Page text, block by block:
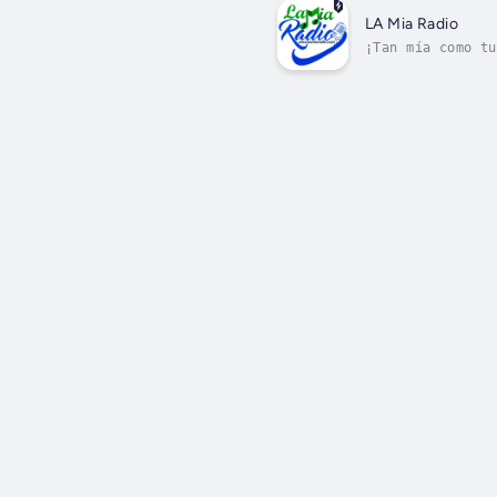
LA Mia Radio
¡Tan mía como